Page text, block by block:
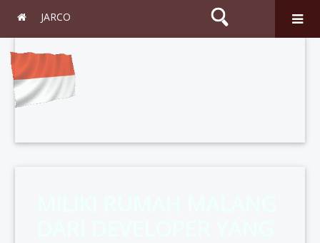
JARCO
Search